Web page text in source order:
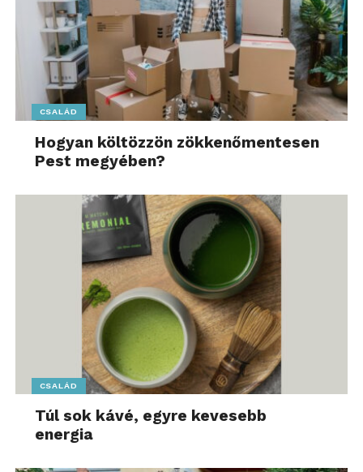
CSALÁD
Hogyan költözzön zökkenőmentesen
Pest megyében?
CSALÁD
Túl sok kávé, egyre kevesebb
energia